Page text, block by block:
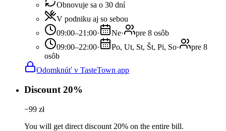
Obnovuje sa o 30 dní
V podniku aj so sebou
09:00–21:00· Ne·
pre 8 osôb
09:00–22:00· Po, Ut, St, Št, Pi, So·
pre 8
osôb
Odomknúť v TasteTown app
Discount 20%
−99 zł
You will get direct discount 20% on the entire bill.